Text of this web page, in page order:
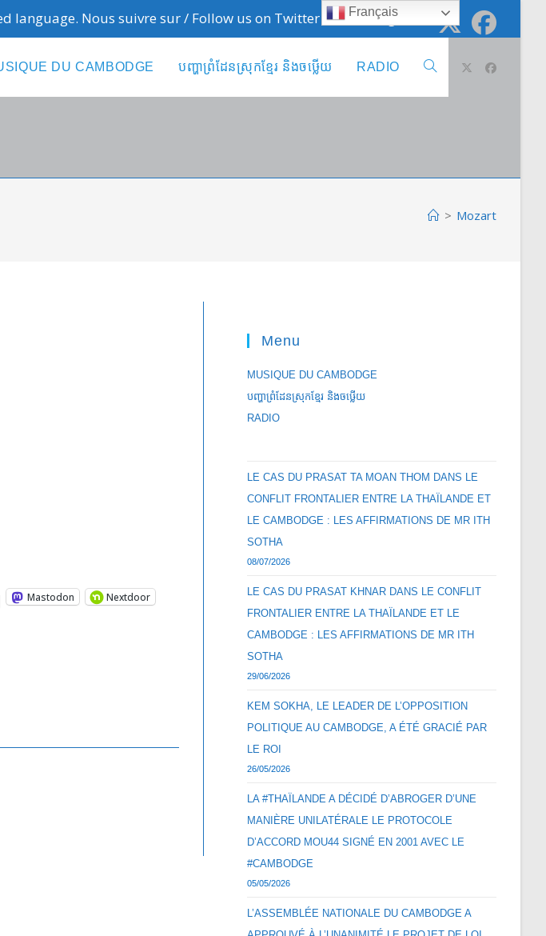
Nous suivre sur / Follow us on Twitter @cambodge_info
DU CAMBODGE បញ្ហាព្រំដែនស្រុកខ្មែរ និងចឞ្លើយ RADIO Toggle
> Mozart
Mastodon Nextdoor
Menu
MUSIQUE DU CAMBODGE
បញ្ហាព្រំដែនស្រុកខ្មែរ និងចឞ្លើយ
RADIO
LE CAS DU PRASAT TA MOAN THOM DANS LE
CONFLIT FRONTALIER ENTRE LA THAÏLANDE ET
LE CAMBODGE : LES AFFIRMATIONS DE MR ITH
SOTHA
08/07/2026
LE CAS DU PRASAT KHNAR DANS LE CONFLIT
FRONTALIER ENTRE LA THAÏLANDE ET LE
CAMBODGE : LES AFFIRMATIONS DE MR ITH
SOTHA
29/06/2026
KEM SOKHA, LE LEADER DE L’OPPOSITION
POLITIQUE AU CAMBODGE, A ÉTÉ GRACIÉ PAR
LE ROI
26/05/2026
LA #THAÏLANDE A DÉCIDÉ D’ABROGER D’UNE
MANIÈRE UNILATÉRALE LE PROTOCOLE
D’ACCORD MOU44 SIGNÉ EN 2001 AVEC LE
#CAMBODGE
05/05/2026
L’ASSEMBLÉE NATIONALE DU CAMBODGE A
Français